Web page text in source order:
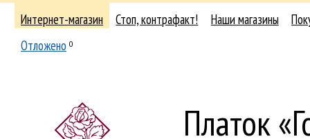
Интернет-магазин Стоп, контрафакт! Наши магазины
Отложено 0
Платок